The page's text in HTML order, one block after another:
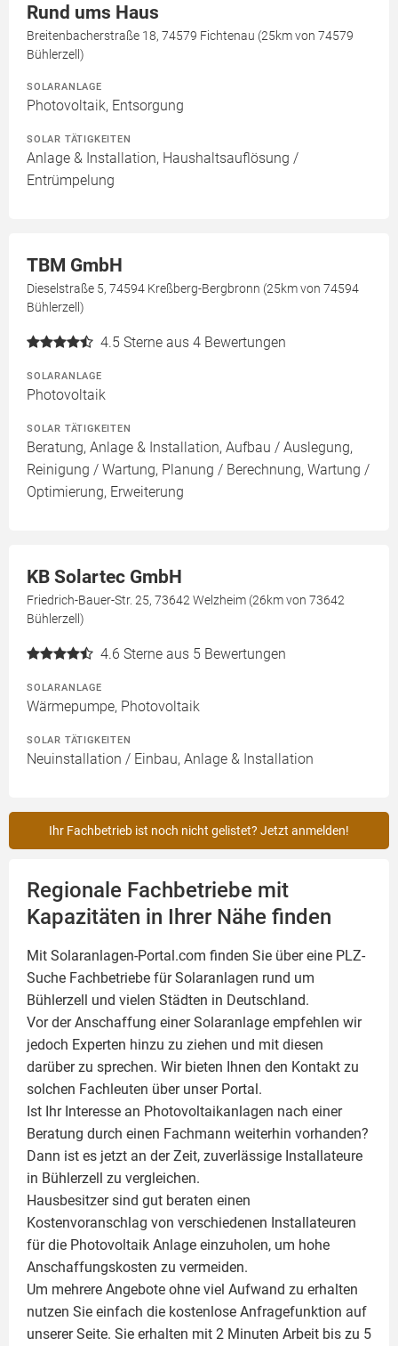
Rund ums Haus
Breitenbacherstraße 18, 74579 Fichtenau (25km von 74579
Bühlerzell)
SOLARANLAGE
Photovoltaik, Entsorgung
SOLAR TÄTIGKEITEN
Anlage & Installation, Haushaltsauflösung /
Entrümpelung
TBM GmbH
Dieselstraße 5, 74594 Kreßberg-Bergbronn (25km von 74594
Bühlerzell)
4.5 Sterne aus 4 Bewertungen
SOLARANLAGE
Photovoltaik
SOLAR TÄTIGKEITEN
Beratung, Anlage & Installation, Aufbau / Auslegung,
Reinigung / Wartung, Planung / Berechnung, Wartung /
Optimierung, Erweiterung
KB Solartec GmbH
Friedrich-Bauer-Str. 25, 73642 Welzheim (26km von 73642
Bühlerzell)
4.6 Sterne aus 5 Bewertungen
SOLARANLAGE
Wärmepumpe, Photovoltaik
SOLAR TÄTIGKEITEN
Neuinstallation / Einbau, Anlage & Installation
Ihr Fachbetrieb ist noch nicht gelistet? Jetzt anmelden!
Regionale Fachbetriebe mit
Kapazitäten in Ihrer Nähe finden
Mit Solaranlagen-Portal.com finden Sie über eine PLZ-
Suche Fachbetriebe fürSolaranlagen rund um
Bühlerzell und vielen Städten in Deutschland.
Vor der Anschaffung einer Solaranlage empfehlen wir
jedoch Experten hinzu zu ziehen und mit diesen
darüber zu sprechen. Wir bieten Ihnen den Kontakt zu
solchen Fachleuten über unser Portal.
Ist Ihr Interesse an Photovoltaikanlagen nach einer
Beratung durch einen Fachmann weiterhin vorhanden?
Dann ist es jetzt an der Zeit, zuverlässige Installateure
in Bühlerzell zu vergleichen.
Hausbesitzer sind gut beraten einen
Kostenvoranschlag von verschiedenen Installateuren
für die Photovoltaik Anlage einzuholen, um hohe
Anschaffungskosten zu vermeiden.
Um mehrere Angebote ohne viel Aufwand zu erhalten
nutzen Sie einfach die kostenlose Anfragefunktion auf
unserer Seite. Sie erhalten mit 2 Minuten Arbeit bis zu 5